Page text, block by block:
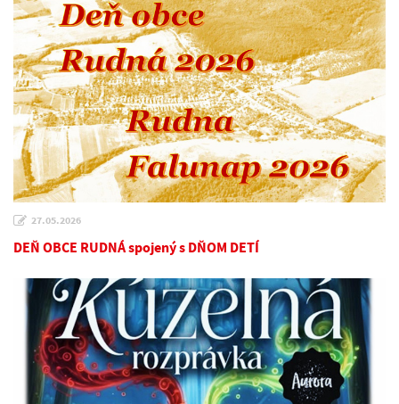
27.05.2026
DEŇ OBCE RUDNÁ spojený s DŇOM DETÍ